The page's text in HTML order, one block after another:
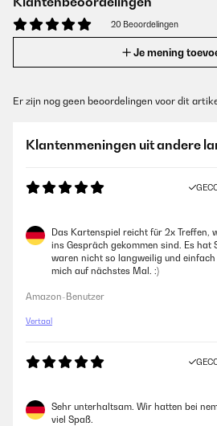
20 Beoordelingen
Je mening
Er zijn nog geen beoordelingen voor dit
Klantenmeningen uit andere
Das Kartenspiel reicht für 2x Treffen,
ins Gespräch gekommen sind. Es hat
waren nicht so langweilig und einfach
mich auf nächstes Mal. :)
Amazon-Benutzer
Vertaal
Sehr unterhaltsam. Wir hatten bei
viel Spaß.